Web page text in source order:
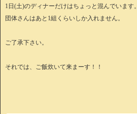
1日(土)のディナーだけはちょっと混んでいます。
団体さんはあと1組くらいしか入れません。
ご了承下さい。
それでは、ご飯炊いて来まーす！！